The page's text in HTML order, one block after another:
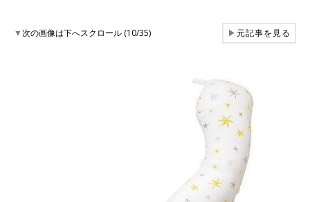
▼次の画像は下へスクロール (10/35) ▶元記事を見る